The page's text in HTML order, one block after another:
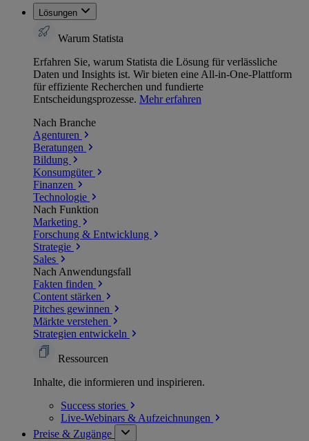
Lösungen
Warum Statista
Erfahren Sie, warum Statista die Lösung für verlässliche
Daten und Insights ist. Wir bieten eine All-in-One-Plattform
für effiziente Recherchen und fundierte
Entscheidungsprozesse. Mehr erfahren
Nach Branche
Agenturen
Beratungen
Bildung
Konsumgüter
Finanzen
Technologie
Nach Funktion
Marketing
Forschung & Entwicklung
Strategie
Sales
Nach Anwendungsfall
Fakten finden
Content stärken
Pitches gewinnen
Märkte verstehen
Strategien entwickeln
Ressourcen
Inhalte, die informieren und inspirieren.
Success stories
Live-Webinars & Aufzeichnungen
Preise & Zugänge